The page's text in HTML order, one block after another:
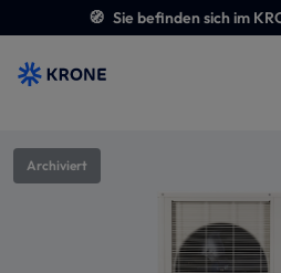
Zum Hauptinhalt springen
🧭 Sie befinden sich im
Archiviert
Bildergalerie überspringen